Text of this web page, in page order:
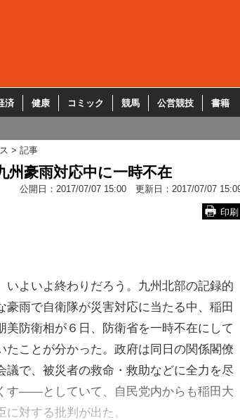
済 健康 コミック 競馬 公営競技 書籍
記事
州豪雨対応中に一時不在
公開日： 2017/07/07 15:00 更新日： 2017/07/07
印刷
いよいよ終わりだろう。九州北部の記録的
豪雨で自衛隊が災害対応に当たる中、稲田
美防衛相が６日、防衛省を一時不在にして
たことが分かった。政府は同日の関係閣僚
議で、被災者の救命・救助などに全力を尽
す――としていて、自民党内からも稲田大
に対する批判が出た。